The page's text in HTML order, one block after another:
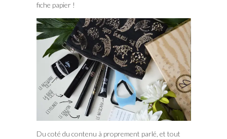
fiche papier !
Du coté du contenu à proprement parlé, et tout